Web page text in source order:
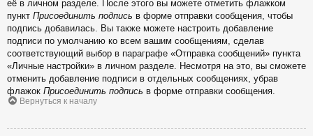
её в личном разделе. После этого вы можете отметить флажком
пункт Присоединить подпись в форме отправки сообщения, чтобы
подпись добавилась. Вы также можете настроить добавление
подписи по умолчанию ко всем вашим сообщениям, сделав
соответствующий выбор в параграфе «Отправка сообщений» пункта
«Личные настройки» в личном разделе. Несмотря на это, вы сможете
отменить добавление подписи в отдельных сообщениях, убрав
флажок Присоединить подпись в форме отправки сообщения.
Вернуться к началу